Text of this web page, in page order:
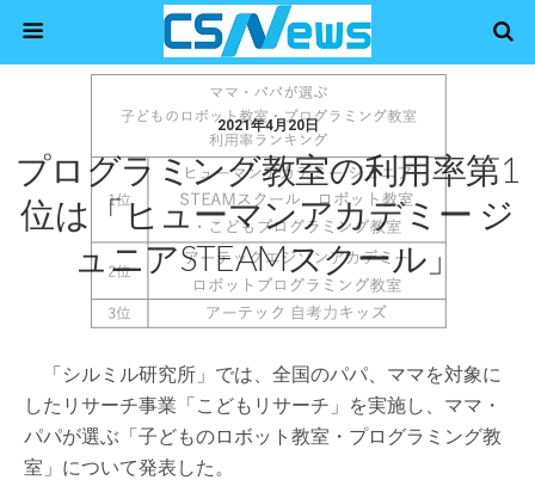
2021年4月20日
プログラミング教室の利用率第1
位は「ヒューマンアカデミー ジ
ュニアSTEAMスクール」
「シルミル研究所」では、全国のパパ、ママを対象に
したリサーチ事業「こどもリサーチ」を実施し、ママ・
パパが選ぶ「子どものロボット教室・プログラミング教
室」について発表した。